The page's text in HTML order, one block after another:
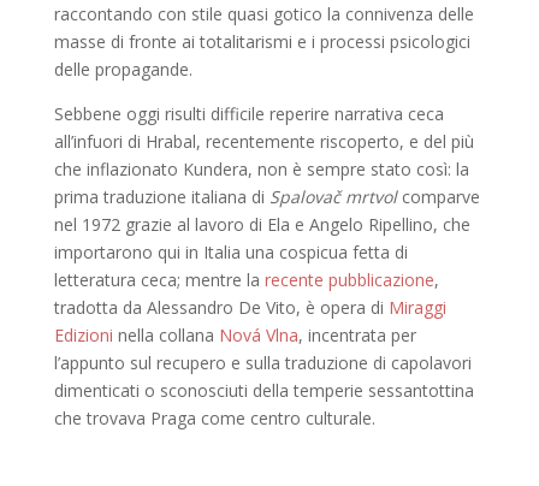
raccontando con stile quasi gotico la connivenza delle
masse di fronte ai totalitarismi e i processi psicologici
delle propagande.
Sebbene oggi risulti difficile reperire narrativa ceca
all’infuori di Hrabal, recentemente riscoperto, e del più
che inflazionato Kundera, non è sempre stato così: la
prima traduzione italiana di Spalovač mrtvolcomparve
nel 1972 grazie al lavoro di Ela e Angelo Ripellino, che
importarono qui in Italia una cospicua fetta di
letteratura ceca; mentre la recente pubblicazione,
tradotta da Alessandro De Vito, è opera di Miraggi
Edizioni nella collana Nová Vlna, incentrata per
l’appunto sul recupero e sulla traduzione di capolavori
dimenticati o sconosciuti della temperie sessantottina
che trovava Praga come centro culturale.